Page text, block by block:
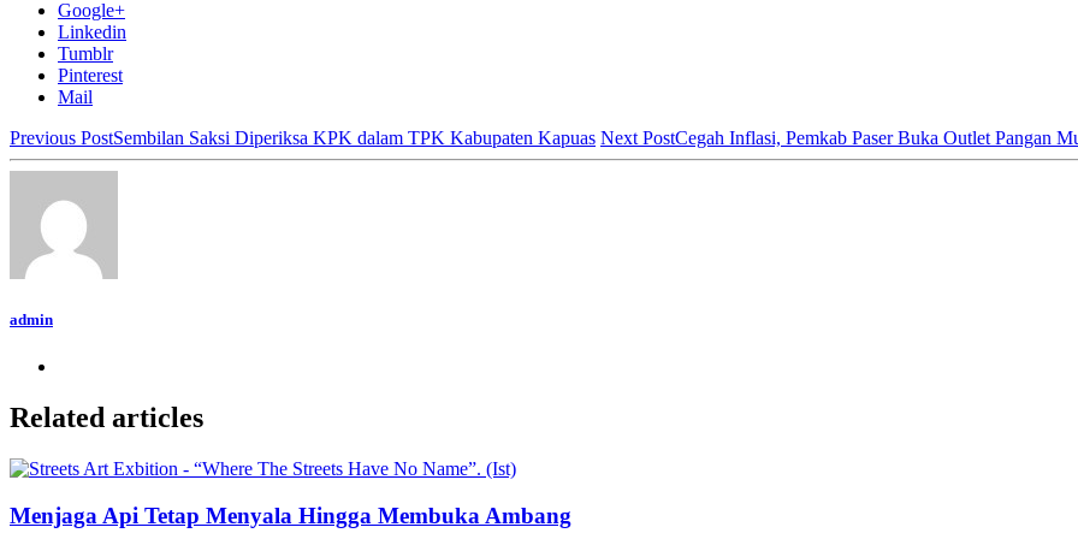
Google+
Linkedin
Tumblr
Pinterest
Mail
Previous PostSembilan Saksi Diperiksa KPK dalam TPK Kabupaten Kapuas Next PostCegah Inflasi, Pemkab Paser Buka Outlet Pangan
admin
Related articles
Menjaga Api Tetap Menyala Hingga Membuka Ambang